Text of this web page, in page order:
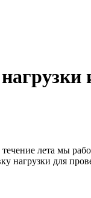
лета мы
нагрузки для